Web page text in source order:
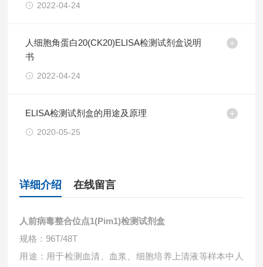
2022-04-24
人细胞角蛋白20(CK20)ELISA检测试剂盒说明
书
2022-04-24
ELISA检测试剂盒的用途及原理
2020-05-25
详细介绍 在线留言
人前病毒整合位点1(Pim1)检测试剂盒
规格：96T/48T
用途：用于检测血清、血浆、细胞培养上清液等样本中 人